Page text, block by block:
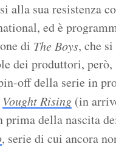
alla sua resistenza
ed è
di The Boys, che
dei produttori, però,
off della serie in
Vought Rising (in
della nascita
, serie di cui ancora